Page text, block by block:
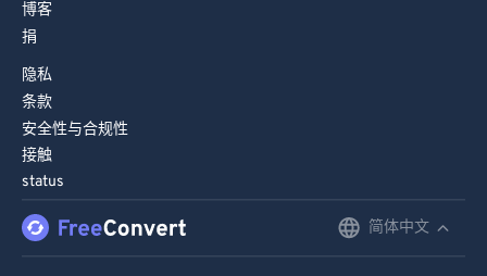
博客
捐
隐私
条款
安全性与合规性
接触
status
简体中文